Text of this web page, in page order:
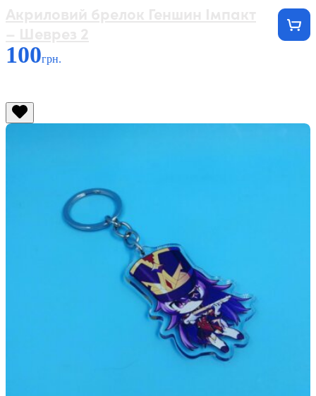
100грн.